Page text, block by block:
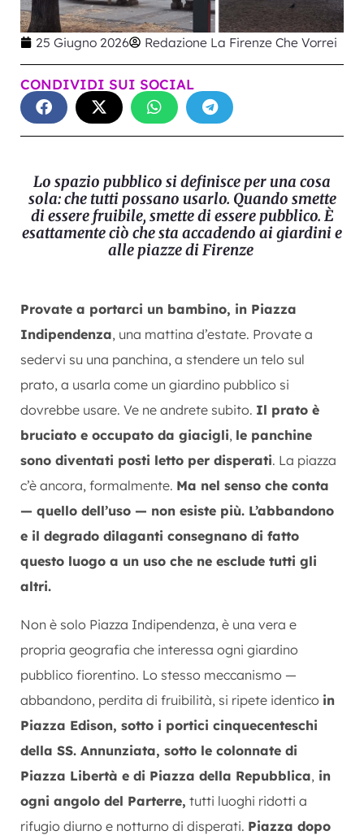
25 Giugno 2026 Redazione La Firenze Che Vorrei
CONDIVIDI SUI SOCIAL
Lo spazio pubblico si definisce per una cosa
sola: che tutti possano usarlo. Quando smette
di essere fruibile, smette di essere pubblico. È
esattamente ciò che sta accadendo ai giardini e
alle piazze di Firenze
Provate a portarci un bambino, in Piazza
Indipendenza, una mattina d’estate. Provate a
sedervi su una panchina, a stendere un telo sul
prato, a usarla come un giardino pubblico si
dovrebbe usare. Ve ne andrete subito. Il prato è
bruciato e occupato da giacigli, le panchine
sono diventati posti letto per disperati. La piazza
c’è ancora, formalmente. Ma nel senso che conta
— quello dell’uso — non esiste più. L’abbandono
e il degrado dilaganti consegnano di fatto
questo luogo a un uso che ne esclude tutti gli
altri.
Non è solo Piazza Indipendenza, è una vera e
propria geografia che interessa ogni giardino
pubblico fiorentino. Lo stesso meccanismo —
abbandono, perdita di fruibilità, si ripete identico in
Piazza Edison, sotto i portici cinquecenteschi
della SS. Annunziata, sotto le colonnate di
Piazza Libertà e di Piazza della Repubblica, in
ogni angolo del Parterre, tutti luoghi ridotti a
rifugio diurno e notturno di disperati. Piazza dopo